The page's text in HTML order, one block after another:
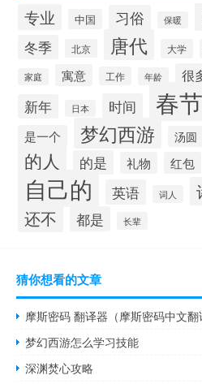
专业 中国 习俗 保暖
冬季 北京 唐代 大学
家庭 寓意 工作 年龄 很
新年 日本 时间 春节
是一个 梦幻西游 汤圆
的人 的是 礼物 红包
自己的 英语 词人
还不 都是 长辈
猜你想看的文章
摩斯密码 翻译器（摩斯密码中文翻
梦幻西游怎么学习技能
深渊焚心攻略